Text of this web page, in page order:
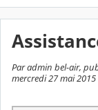
Par admin bel-air,
mercredi 27 mai 2015